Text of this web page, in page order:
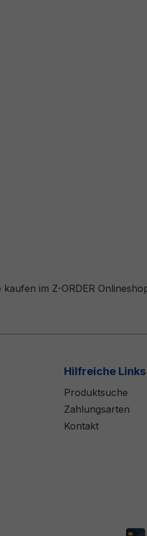
im Z-ORDER
Hilfreiche Links
Produktsuche
Zahlungsarten
Kontakt